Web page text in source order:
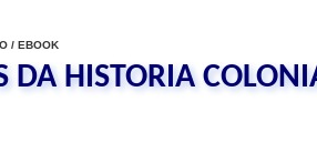
/ EBOOK
DA HISTORIA